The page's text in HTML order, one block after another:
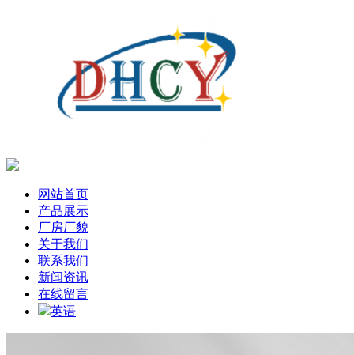
网站首页
产品展示
厂房厂貌
关于我们
联系我们
新闻资讯
在线留言
英语